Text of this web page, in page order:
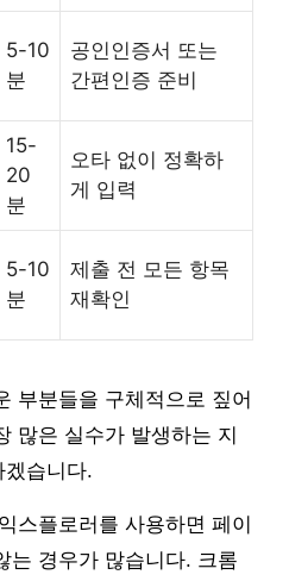
5-10
분
공인인증서 또는
간편인증 준비
15-
20
분
오타 없이 정확하
게 입력
5-10
분
제출 전 모든 항목
재확인
부분들을 구체적으로 짚어
많은 실수가 발생하는 지
겠습니다.
스플로러를 사용하면 페이
는 경우가 많습니다. 크롬